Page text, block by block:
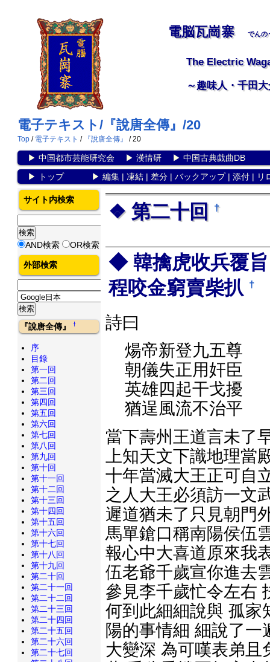
電脳瓦崗寨 でんの
The Electric
～趣味人・千田
電子テキスト/『說唐全傳』/20
Top / 電子テキスト / 『說唐全傳』 / 20
▶ 中国都市芸能研究会▶ 漢情研▶ 中国古典戯曲DB
▶
トップ▶ 編集| 凍結| 差分| バックアップ| 添付| リ
第二十回 †
韓擒虎收兵覆旨
程咬金窮賣柴扒 †
詩曰
煬帝新登九五尊
朝儀失正用奸臣
英雄四起干戈擾
猶逞風流不治平
當下壽州王道言未了
上知天文下識地理當
十年當滅大王正可自
之人大王必須訪一文
遲道猶未了只見朝門
馬單鎗口稱南陽侯伍
報心中大喜道原來我
伍老爺千歲宣你進去
參見李千歲忙令左右
何到此細細說與 孤家
陽的事情細 細說了
大變深 為可嘆表弟且
サイト内検索
AND検索 OR検索
外部検索
『說唐全傳』†
序
目錄
第一回
第二回
第三回
第四回
第五回
第六回
第七回
第八回
第九回
第十回
第十一回
第十二回
第十三回
第十四回
第十五回
第十六回
第十七回
第十八回
第十九回
第二十回
第二十一回
第二十二回
第二十三回
第二十四回
第二十五回
第二十六回
第二十七回